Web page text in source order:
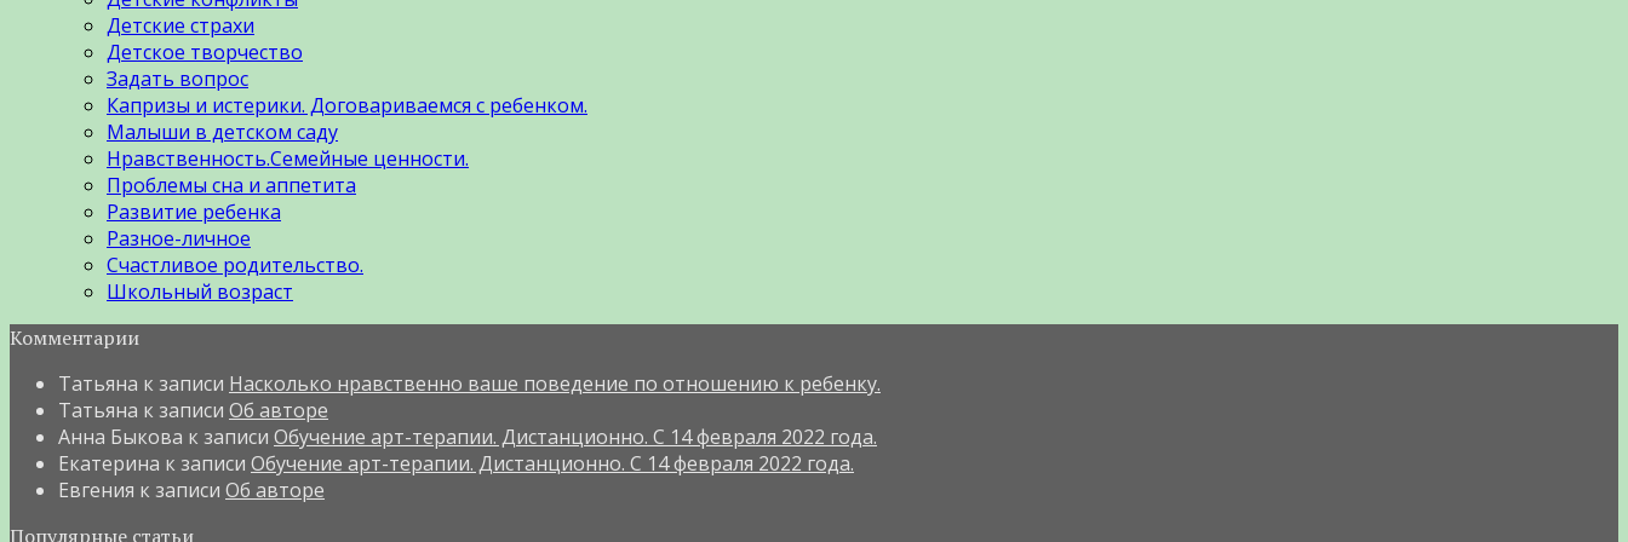
Детские страхи
Детское творчество
Задать вопрос
Капризы и истерики. Договариваемся с ребенком.
Малыши в детском саду
Нравственность.Семейные ценности.
Проблемы сна и аппетита
Развитие ребенка
Разное-личное
Счастливое родительство.
Школьный возраст
Комментарии
Татьяна к записи Насколько нравственно ваше поведение по отношению к ребенку.
Татьяна к записи Об авторе
Анна Быкова к записи Обучение арт-терапии. Дистанционно. С 14 февраля 2022 года.
Екатерина к записи Обучение арт-терапии. Дистанционно. С 14 февраля 2022 года.
Евгения к записи Об авторе
Популярные статьи